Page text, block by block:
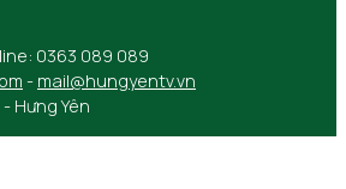
0363 089 089
- mail@hungyentv.vn
Hưng Yên